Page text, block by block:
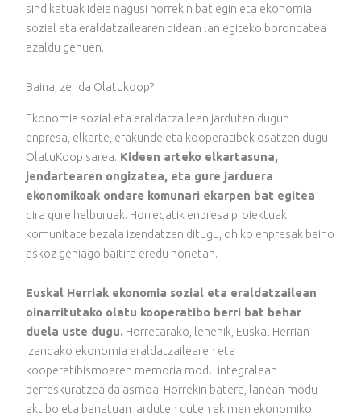
sindikatuak ideia nagusi horrekin bat egin eta ekonomia
sozial eta eraldatzailearen bidean lan egiteko borondatea
azaldu genuen.
Baina, zer da Olatukoop?
Ekonomia sozial eta eraldatzailean jarduten dugun
enpresa, elkarte, erakunde eta kooperatibek osatzen dugu
OlatuKoop sarea. Kideen arteko elkartasuna,
jendartearen ongizatea, eta gure jarduera
ekonomikoak ondare komunari ekarpen bat egitea
dira gure helburuak. Horregatik enpresa proiektuak
komunitate bezala izendatzen ditugu, ohiko enpresak baino
askoz gehiago baitira eredu honetan.
Euskal Herriak ekonomia sozial eta eraldatzailean
oinarritutako olatu kooperatibo berri bat behar
duela uste dugu. Horretarako, lehenik, Euskal Herrian
izandako ekonomia eraldatzailearen eta
kooperatibismoaren memoria modu integralean
berreskuratzea da asmoa. Horrekin batera, lanean modu
aktibo eta banatuan jarduten duten ekimen ekonomiko